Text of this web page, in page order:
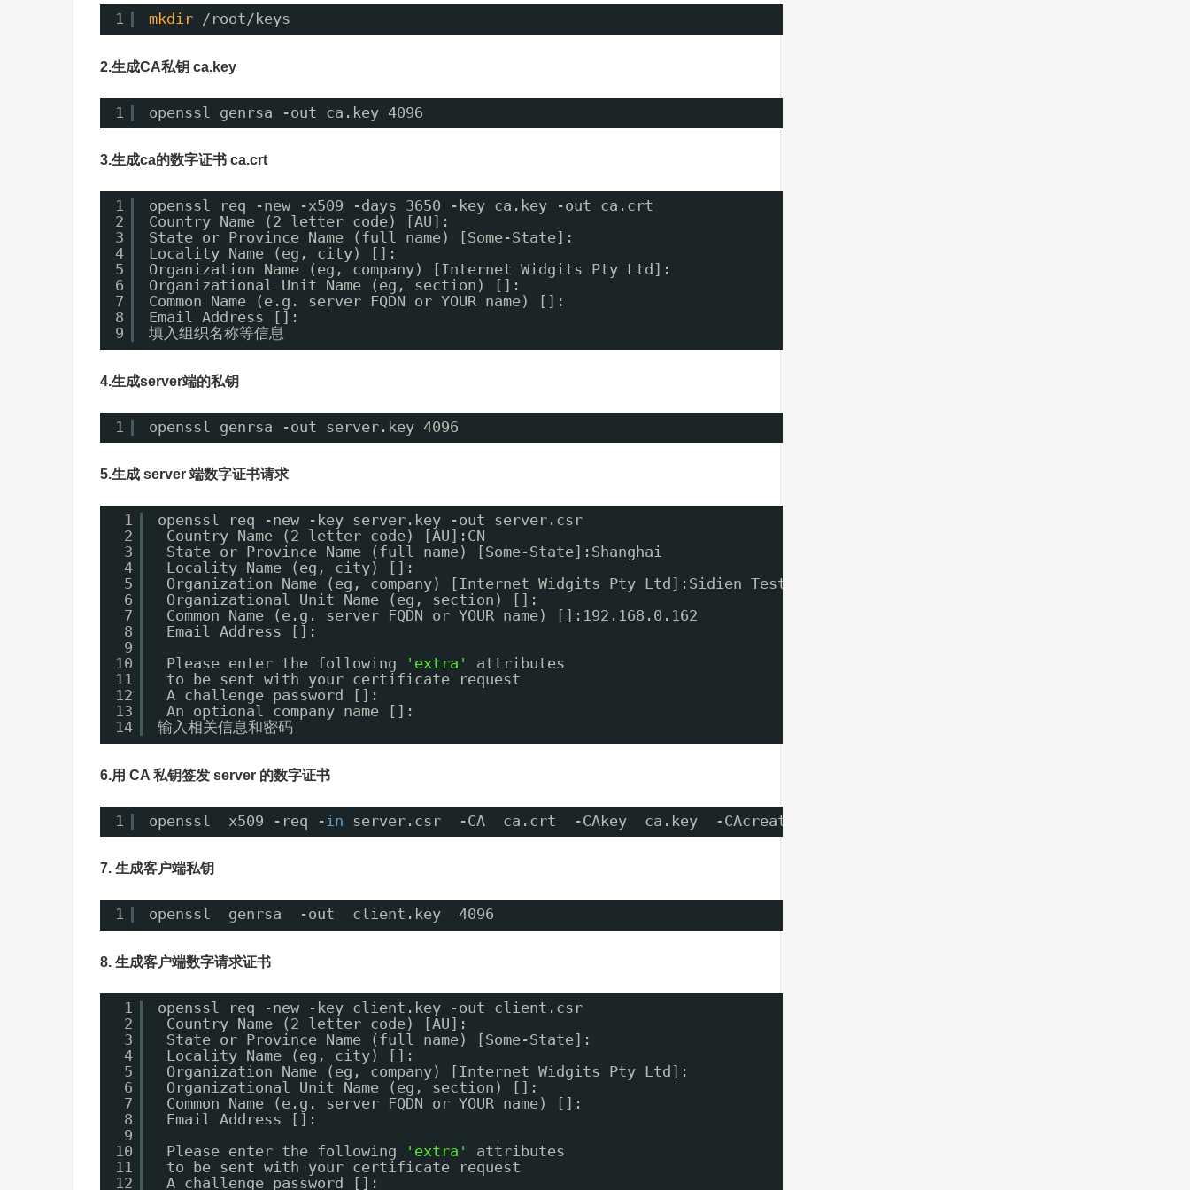
1 mkdir /root/keys
2.生成CA私钥 ca.key
1 openssl genrsa -out ca.key 4096
3.生成ca的数字证书 ca.crt
1
2
3
4
5
6
7
8
9
openssl req -new -x509 -days 3650 -key ca.key -out ca.crt
Country Name (2 letter code) [AU]:
State or Province Name (full name) [Some-State]:
Locality Name (eg, city) []:
Organization Name (eg, company) [Internet Widgits Pty Ltd]:
Organizational Unit Name (eg, section) []:
Common Name (e.g. server FQDN or YOUR name) []:
Email Address []:
填入组织名称等信息
4.生成server端的私钥
1 openssl genrsa -out server.key 4096
5.生成 server 端数字证书请求
1
2
3
4
5
6
7
8
9
10
11
12
13
14
openssl req -new -key server.key -out server.csr
Country Name (2 letter code) [AU]:CN
State or Province Name (full name) [Some-State]:Shanghai
Locality Name (eg, city) []:
Organization Name (eg, company) [Internet Widgits Pty Ltd]:Sidien Test
Organizational Unit Name (eg, section) []:
Common Name (e.g. server FQDN or YOUR name) []:192.168.0.162
Email Address []:
Please enter the following
'extra'
attributes
to be sent with your certificate request
A challenge password []:
An optional company name []:
输入相关信息和密码
6.用 CA 私钥签发 server 的数字证书
1 openssl  x509 -req - in server.csr  -CA  ca.crt  -CAkey  ca.key  -CAcreateserial -out  server.crt  -days  3650
7. 生成客户端私钥
1 openssl  genrsa  -out  client.key  4096
8. 生成客户端数字请求证书
1
2
3
4
5
6
7
8
9
10
11
12
openssl req -new -key client.key -out client.csr
Country Name (2 letter code) [AU]:
State or Province Name (full name) [Some-State]:
Locality Name (eg, city) []:
Organization Name (eg, company) [Internet Widgits Pty Ltd]:
Organizational Unit Name (eg, section) []:
Common Name (e.g. server FQDN or YOUR name) []:
Email Address []:
Please enter the following
'extra'
attributes
to be sent with your certificate request
A challenge password []: